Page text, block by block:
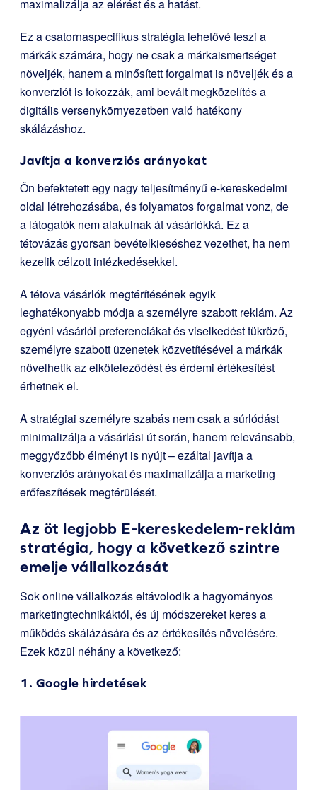
maximalizálja az elérést és a hatást.
Ez a csatornaspecifikus stratégia lehetővé teszi a
márkák számára, hogy ne csak a márkaismertséget
növeljék, hanem a minősített forgalmat is növeljék és a
konverziót is fokozzák, ami bevált megközelítés a
digitális versenykörnyezetben való hatékony
skálázáshoz.
Javítja a konverziós arányokat
Ön befektetett egy nagy teljesítményű e-kereskedelmi
oldal létrehozásába, és folyamatos forgalmat vonz, de
a látogatók nem alakulnak át vásárlókká. Ez a
tétovázás gyorsan bevételkieséshez vezethet, ha nem
kezelik célzott intézkedésekkel.
A tétova vásárlók megtérítésének egyik
leghatékonyabb módja a személyre szabott reklám. Az
egyéni vásárlói preferenciákat és viselkedést tükröző,
személyre szabott üzenetek közvetítésével a márkák
növelhetik az elköteleződést és érdemi értékesítést
érhetnek el.
A stratégiai személyre szabás nem csak a súrlódást
minimalizálja a vásárlási út során, hanem relevánsabb,
meggyőzőbb élményt is nyújt – ezáltal javítja a
konverziós arányokat és maximalizálja a marketing
erőfeszítések megtérülését.
Az öt legjobb E-kereskedelem-reklám
stratégia, hogy a következő szintre
emelje vállalkozását
Sok online vállalkozás eltávolodik a hagyományos
marketingtechnikáktól, és új módszereket keres a
működés skálázására és az értékesítés növelésére.
Ezek közül néhány a következő:
1. Google hirdetések